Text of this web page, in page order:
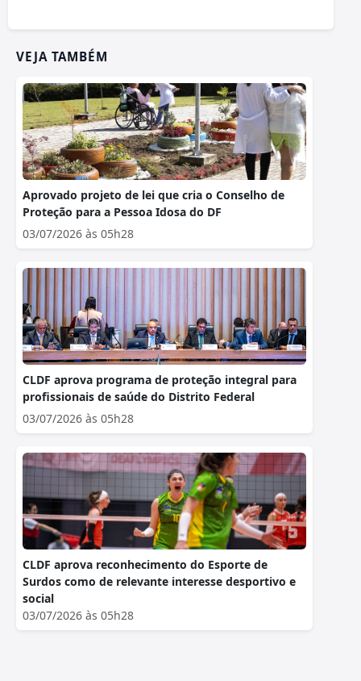
VEJA TAMBÉM
Aprovado projeto de lei que cria o Conselho de
Proteção para a Pessoa Idosa do DF
03/07/2026 às 05h28
CLDF aprova programa de proteção integral para
profissionais de saúde do Distrito Federal
03/07/2026 às 05h28
CLDF aprova reconhecimento do Esporte de
Surdos como de relevante interesse desportivo e
social
03/07/2026 às 05h28